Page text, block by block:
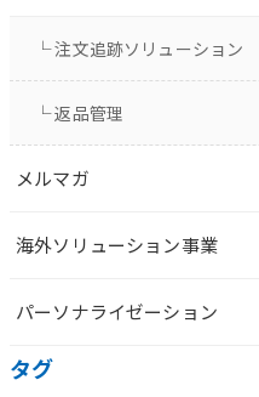
└ 注文追跡ソリューション
└ 返品管理
メルマガ
海外ソリューション事業
パーソナライゼーション
タグ